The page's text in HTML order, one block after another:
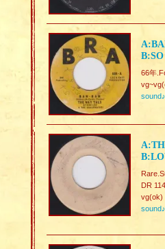
66年
sound♪
DR
vg(ok)
sound♪